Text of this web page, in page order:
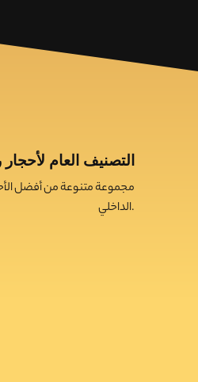
التصنيف العام لأحجار
مجموعة متنوعة من أفضل
الداخلي.